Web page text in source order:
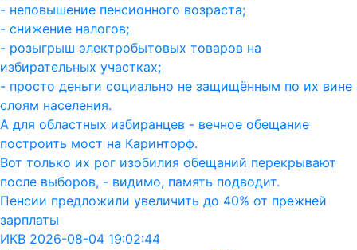
- неповышение пенсионного возраста;
- снижение налогов;
- розыгрыш электробытовых товаров на
избирательных участках;
- просто деньги социально не защищённым по их вине
слоям населения.
А для областных избиранцев - вечное обещание
построить мост на Каринторф.
Вот только их рог изобилия обещаний перекрывают
после выборов, - видимо, память подводит.
Пенсии предложили увеличить до 40% от прежней
зарплаты
ИКВ 2026-08-04 19:02:44